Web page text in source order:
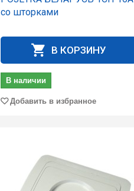
со шторками
В КОРЗИНУ
В наличии
Добавить в избранное